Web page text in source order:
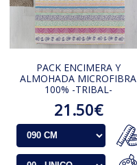
PACK ENCIMERA Y
ALMOHADA MICROFIBRA
100% -TRIBAL-
21.50€